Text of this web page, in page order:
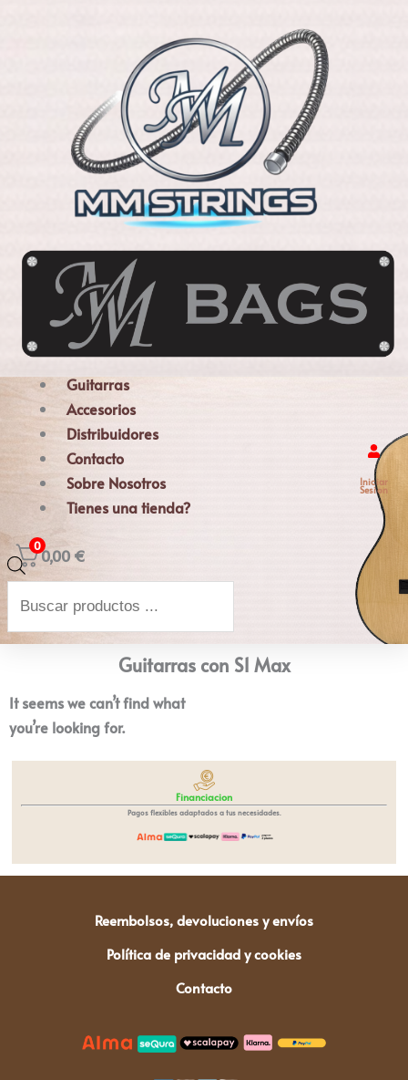
Menú
Guitarras
Accesorios
Distribuidores
Contacto
Sobre Nosotros
Tienes una tienda?
Iniciar
Sesion
00,00 €
Búsqueda
productos
Guitarras con S1 Max
It seems we can’t find what
you’re looking for.
Financiacion
Pagos flexibles adaptados a tus necesidades.
Reembolsos, devoluciones y envíos
Política de privacidad y cookies
Contacto